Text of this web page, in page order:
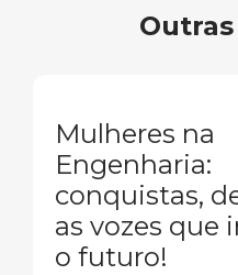
Mulheres na
Engenharia:
conquistas,
as vozes que
o futuro!